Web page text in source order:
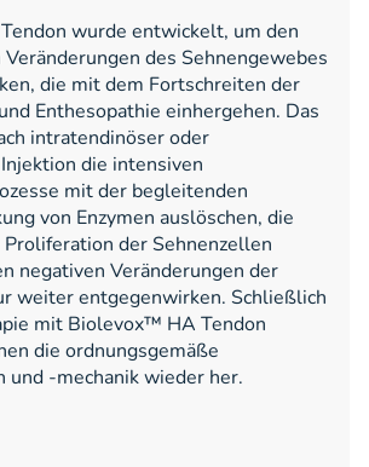
wurde entwickelt, um den
des Sehnengewebes
die mit dem Fortschreiten der
Enthesopathie einhergehen. Das
intratendinöser oder
die intensiven
mit der begleitenden
von Enzymen auslöschen, die
der Sehnenzellen
negativen Veränderungen der
weiter entgegenwirken. Schließlich
mit Biolevox™ HA Tendon
die ordnungsgemäße
und -mechanik wieder her.